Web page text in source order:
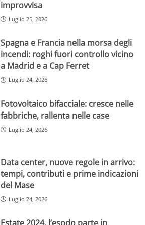
improvvisa
Luglio 25, 2026
Spagna e Francia nella morsa degli
incendi: roghi fuori controllo vicino
a Madrid e a Cap Ferret
Luglio 24, 2026
Fotovoltaico bifacciale: cresce nelle
fabbriche, rallenta nelle case
Luglio 24, 2026
Data center, nuove regole in arrivo:
tempi, contributi e prime indicazioni
del Mase
Luglio 24, 2026